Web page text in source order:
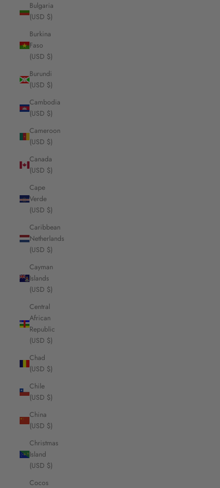
Bulgaria
(USD $)
Burkina
Faso
(USD $)
Burundi
(USD $)
Cambodia
(USD $)
Cameroon
(USD $)
Canada
(USD $)
Cape
Verde
(USD $)
Caribbean
Netherlands
(USD $)
Cayman
Islands
(USD $)
Central
African
Republic
(USD $)
Chad
(USD $)
Chile
(USD $)
China
(USD $)
Christmas
Island
(USD $)
Cocos